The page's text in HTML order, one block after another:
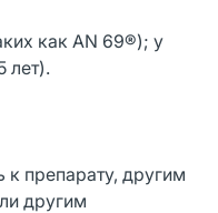
как AN 69®); у
лет).
к препарату, другим
другим